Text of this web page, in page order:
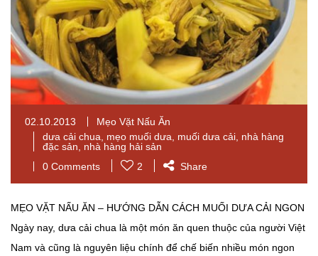
02.10.2013
Mẹo Vặt Nấu Ăn
dưa cải chua
mẹo muối dưa muối dưa cải nhà hàng
đặc sản
nhà hàng hải sản
0 Comments
2 Share
MẸO VẶT NẤU ĂN – HƯỚNG DẪN CÁCH MUỐI DƯA CẢI NGON
Ngày nay, dưa cải chua là một món ăn quen thuộc của người Việt
Nam và cũng là nguyên liệu chính để chế biến nhiều món ngon